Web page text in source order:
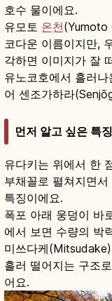
호수 물이에요.
유모토 온천(Yumoto
코다운 이름이지만,
각하면 이미지가 잘
유노코호에서 흘러
어 센조가하라
먼저 알고 싶은 특징
유다키는 위에서 한
부채꼴로 펼쳐지면서
특징이에요.
폭포 아래 웅덩이 바
에서 보면 수량의 박
미쓰다케
흘러 떨어지는 구조
어요.